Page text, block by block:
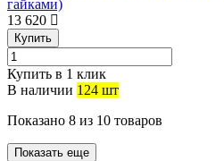
гайками)
13 620
Купить
Купить в 1 клик
В наличии 124 шт
Показано 8 из 10 товаров
Показать еще